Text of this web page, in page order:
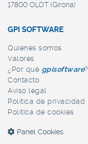
17800 OLOT (Girona)
GPI SOFTWARE
Quienes somos
Valores
¿Por qué gpisoftware?
Contacto
Aviso legal
Política de privacidad
Política de cookies
Panel Cookies